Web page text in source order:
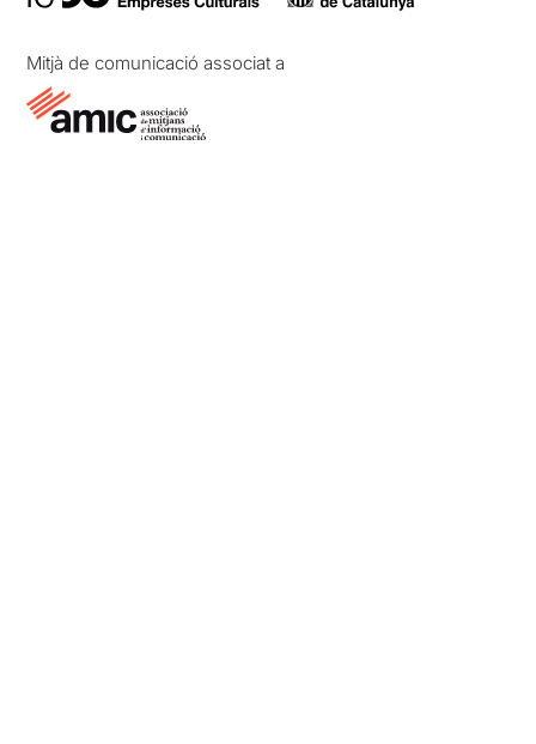
Mitjà de comunicació associat a